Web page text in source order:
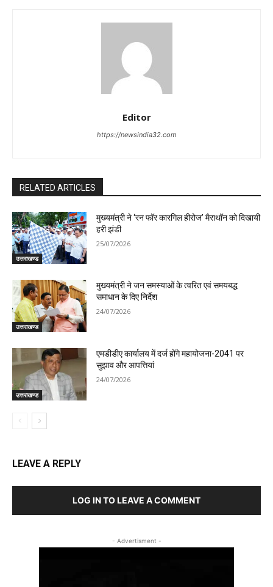
Editor
https://newsindia32.com
RELATED ARTICLES
उत्तराखण्ड
मुख्यमंत्री ने ‘रन फॉर कारगिल हीरोज’ मैराथॉन को दिखायी
हरी झंडी
25/07/2026
उत्तराखण्ड
मुख्यमंत्री ने जन समस्याओं के त्वरित एवं समयबद्ध
समाधान के दिए निर्देश
24/07/2026
उत्तराखण्ड
एमडीडीए कार्यालय में दर्ज होंगे महायोजना-2041 पर
सुझाव और आपत्तियां
24/07/2026
LEAVE A REPLY
LOG IN TO LEAVE A COMMENT
- Advertisment -